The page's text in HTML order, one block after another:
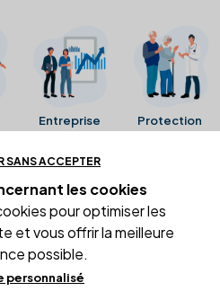
Entreprise Protection
de la fiche Google
Ils n'ont ni été collectés ni
par Alexia.fr.
SANS ACCEPTER
les cookies
pour optimiser les
et vous offrir la meilleure
possible.
personnalisé